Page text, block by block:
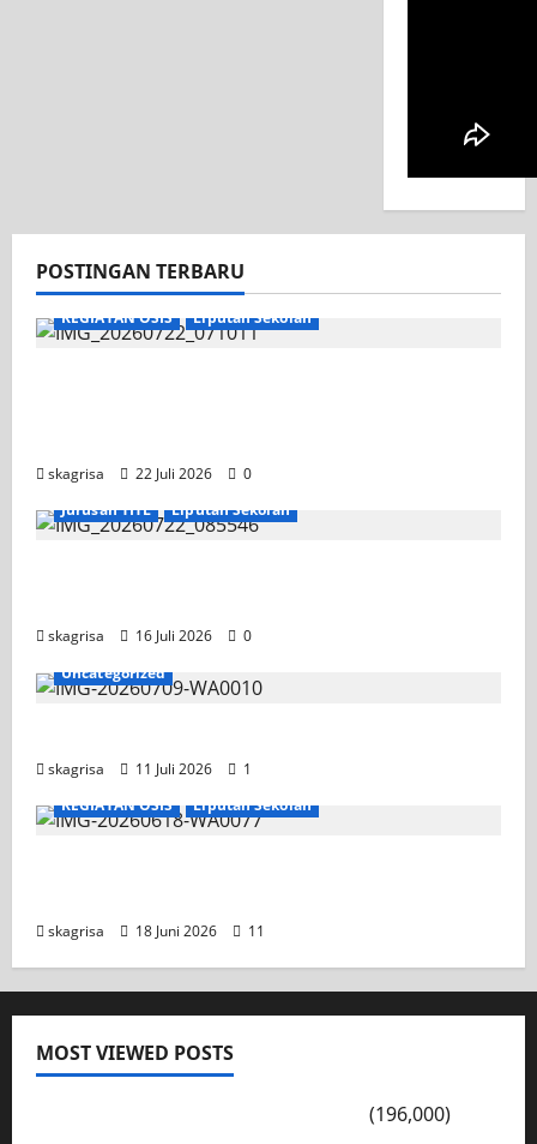
POSTINGAN TERBARU
KEGIATAN OSIS Liputan Sekolah
skagrisa 22 Juli 2026
0
Jurusan TITL
Liputan Sekolah
skagrisa 16 Juli 2026
0
Uncategorized
skagrisa 11 Juli 2026
1
KEGIATAN OSIS
Liputan Sekolah
skagrisa 18 Juni 2026 11
MOST VIEWED POSTS
(196,000)